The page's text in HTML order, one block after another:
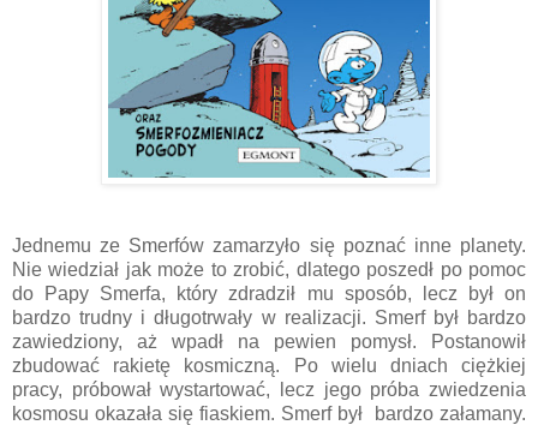
Jednemu ze Smerfów zamarzyło się poznać inne planety.
Nie wiedział jak może to zrobić, dlatego poszedł po pomoc
do Papy Smerfa, który zdradził mu sposób, lecz był on
bardzo trudny i długotrwały w realizacji. Smerf był bardzo
zawiedziony, aż wpadł na pewien pomysł. Postanowił
zbudować rakietę kosmiczną. Po wielu dniach ciężkiej
pracy, próbował wystartować, lecz jego próba zwiedzenia
kosmosu okazała się fiaskiem. Smerf był bardzo załamany.